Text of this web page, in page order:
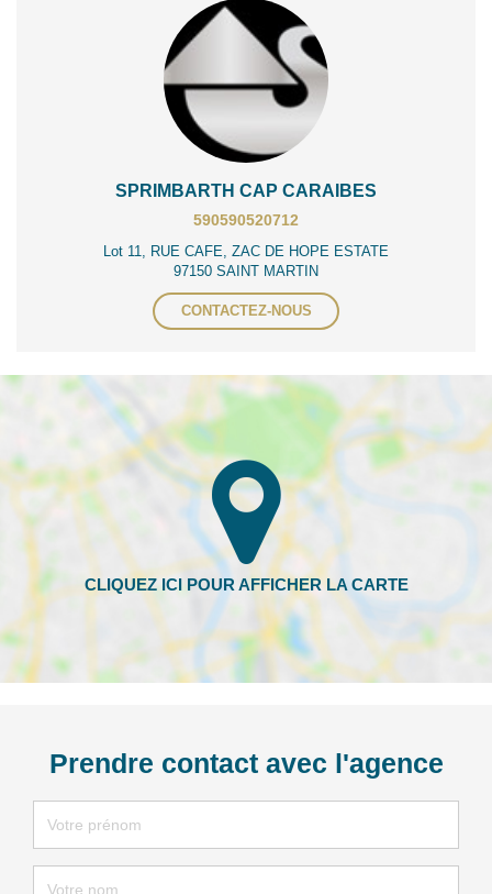
SPRIMBARTH CAP CARAIBES
590590520712
Lot 11, RUE CAFE, ZAC DE HOPE ESTATE
97150 SAINT MARTIN
CONTACTEZ-NOUS
Prendre contact avec l'agence